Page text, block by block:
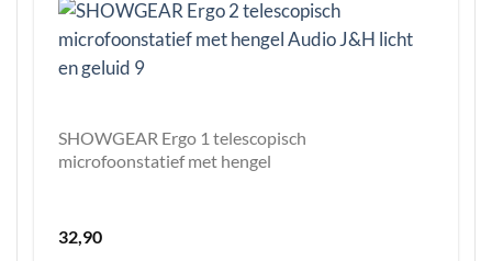
SHOWGEAR Ergo 1 telescopisch
microfoonstatief met hengel
32,90